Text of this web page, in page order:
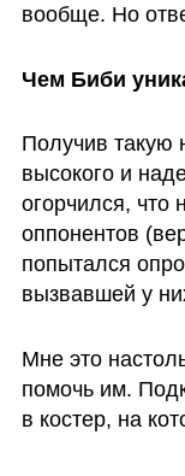
вообще. Но
Чем Биби
Получив такую
высокого и
огорчился, что
оппонентов
попытался
вызвавшей у
Мне это
помочь им.
в костер, на